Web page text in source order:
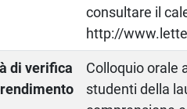
consultare il
http://
di verifica
Colloquio orale
studenti della